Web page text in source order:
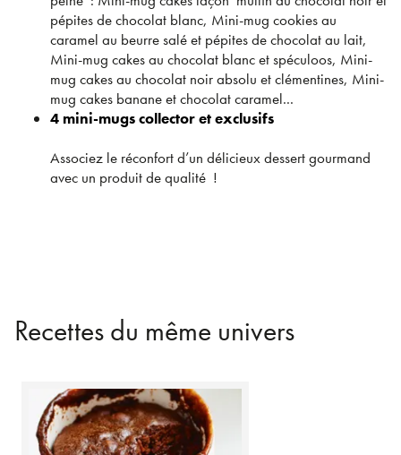
pépites de chocolat blanc, Mini-mug cookies au
caramel au beurre salé et pépites de chocolat au lait,
Mini-mug cakes au chocolat blanc et spéculoos, Mini-
mug cakes au chocolat noir absolu et clémentines, Mini-
mug cakes banane et chocolat caramel...
4 mini-mugs collector et exclusifs
Associez le réconfort d’un délicieux dessert gourmand
avec un produit de qualité !
Recettes du même univers